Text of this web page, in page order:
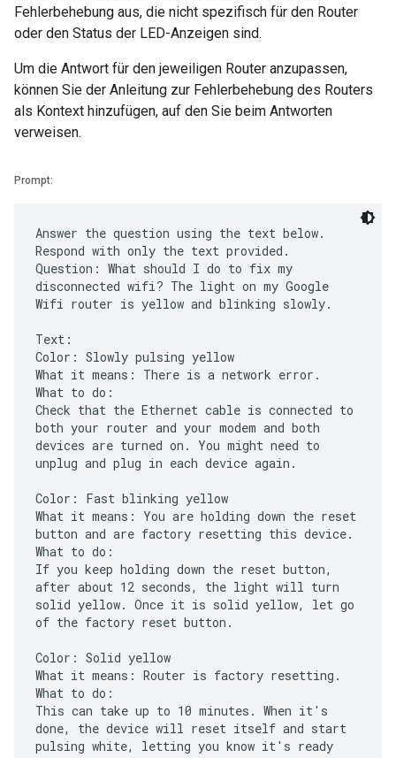
Fehlerbehebung aus, die nicht spezifisch für den Router
oder den Status der LED-Anzeigen sind.
Um die Antwort für den jeweiligen Router anzupassen,
können Sie der Anleitung zur Fehlerbehebung des Routers
als Kontext hinzufügen, auf den Sie beim Antworten
verweisen.
Prompt:
Answer the question using the text below.
Respond with only the text provided.
Question: What should I do to fix my
disconnected wifi? The light on my Google
Wifi router is yellow and blinking slowly.
Text:
Color: Slowly pulsing yellow
What it means: There is a network error.
What to do:
Check that the Ethernet cable is connected to
both your router and your modem and both
devices are turned on. You might need to
unplug and plug in each device again.
Color: Fast blinking yellow
What it means: You are holding down the reset
button and are factory resetting this device.
What to do:
If you keep holding down the reset button,
after about 12 seconds, the light will turn
solid yellow. Once it is solid yellow, let go
of the factory reset button.
Color: Solid yellow
What it means: Router is factory resetting.
What to do:
This can take up to 10 minutes. When it's
done, the device will reset itself and start
pulsing white, letting you know it's ready